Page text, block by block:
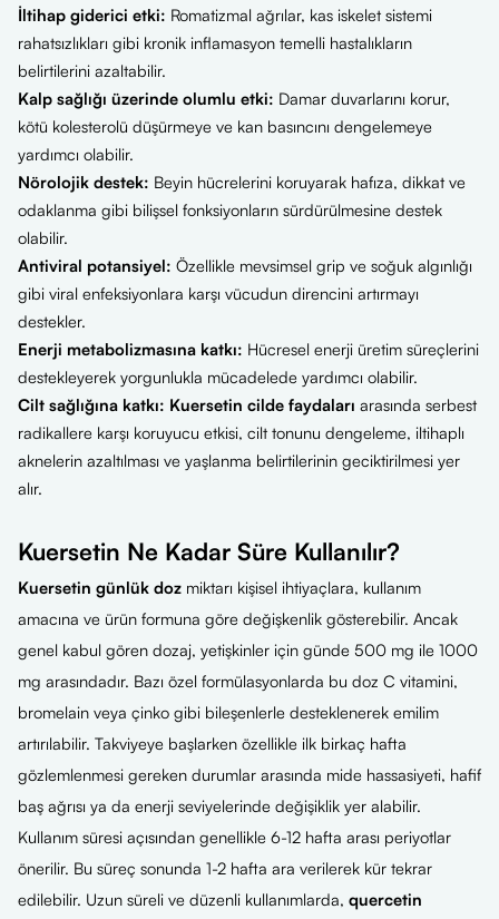
İltihap giderici etki: Romatizmal ağrılar, kas iskelet sistemi
rahatsızlıkları gibi kronik inflamasyon temelli hastalıkların
belirtilerini azaltabilir.
Kalp sağlığı üzerinde olumlu etki: Damar duvarlarını korur,
kötü kolesterolü düşürmeye ve kan basıncını dengelemeye
yardımcı olabilir.
Nörolojik destek: Beyin hücrelerini koruyarak hafıza, dikkat ve
odaklanma gibi bilişsel fonksiyonların sürdürülmesine destek
olabilir.
Antiviral potansiyel: Özellikle mevsimsel grip ve soğuk algınlığı
gibi viral enfeksiyonlara karşı vücudun direncini artırmayı
destekler.
Enerji metabolizmasına katkı: Hücresel enerji üretim süreçlerini
destekleyerek yorgunlukla mücadelede yardımcı olabilir.
Cilt sağlığına katkı: Kuersetin cilde faydaları arasında serbest
radikallere karşı koruyucu etkisi, cilt tonunu dengeleme, iltihaplı
aknelerin azaltılması ve yaşlanma belirtilerinin geciktirilmesi yer
alır.
Kuersetin Ne Kadar Süre Kullanılır?
Kuersetin günlük doz miktarı kişisel ihtiyaçlara, kullanım
amacına ve ürün formuna göre değişkenlik gösterebilir. Ancak
genel kabul gören dozaj, yetişkinler için günde 500 mg ile 1000
mg arasındadır. Bazı özel formülasyonlarda bu doz C vitamini,
bromelain veya çinko gibi bileşenlerle desteklenerek emilim
artırılabilir. Takviyeye başlarken özellikle ilk birkaç hafta
gözlemlenmesi gereken durumlar arasında mide hassasiyeti, hafif
baş ağrısı ya da enerji seviyelerinde değişiklik yer alabilir.
Kullanım süresi açısından genellikle 6-12 hafta arası periyotlar
önerilir. Bu süreç sonunda 1-2 hafta ara verilerek kür tekrar
edilebilir. Uzun süreli ve düzenli kullanımlarda, quercetin